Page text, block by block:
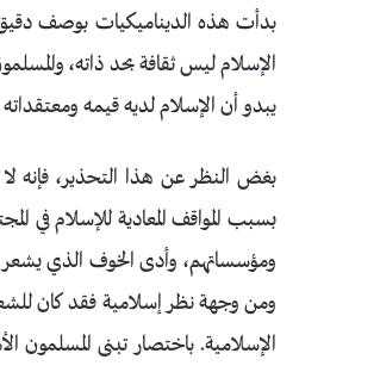
الإسلام ليس ثقافة بحد ذاته،
يبدو أن الإسلام لديه قيمه
بغض النظر عن هذا التحذير، فإنه
بسبب المواقف المعادية للإسلام في
ومؤسساتهم، وأدى الخوف الذي يشعر
ومن وجهة نظر إسلامية فقد كان
الإسلامية. باختصار تبنى المسلمون